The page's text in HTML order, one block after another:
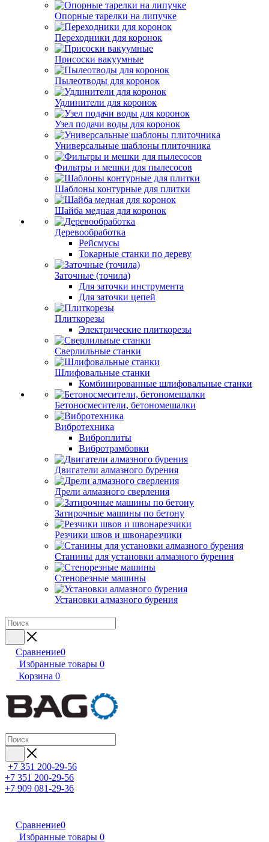
Опорные тарелки на липучке
Переходники для коронок
Присоски вакуумные
Пылеотводы для коронок
Удлинители для коронок
Узел подачи воды для коронок
Универсальные шаблоны плиточника
Фильтры и мешки для пылесосов
Шаблоны контурные для плитки
Шайба медная для коронок
Деревообработка
Рейсмусы
Токарные станки по дереву
Заточные (точила)
Для заточки инструмента
Для заточки цепей
Плиткорезы
Электрические плиткорезы
Сверлильные станки
Шлифовальные станки
Комбинированные шлифовальные станки
Бетоносмесители, бетономешалки
Вибротехника
Виброплиты
Вибротрамбовки
Двигатели алмазного бурения
Дрели алмазного сверления
Затирочные машины по бетону
Резчики швов и швонарезчики
Станины для установки алмазного бурения
Стенорезные машины
Установки алмазного бурения
Сравнение0
Избранные товары 0
Корзина 0
+7 351 200-29-56
+7 351 200-29-56
+7 909 081-29-36
Сравнение0
Избранные товары 0